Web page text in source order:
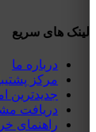
لینک های سریع
درباره ما
مرکز
جدیدترین
دریافت
راهنمای